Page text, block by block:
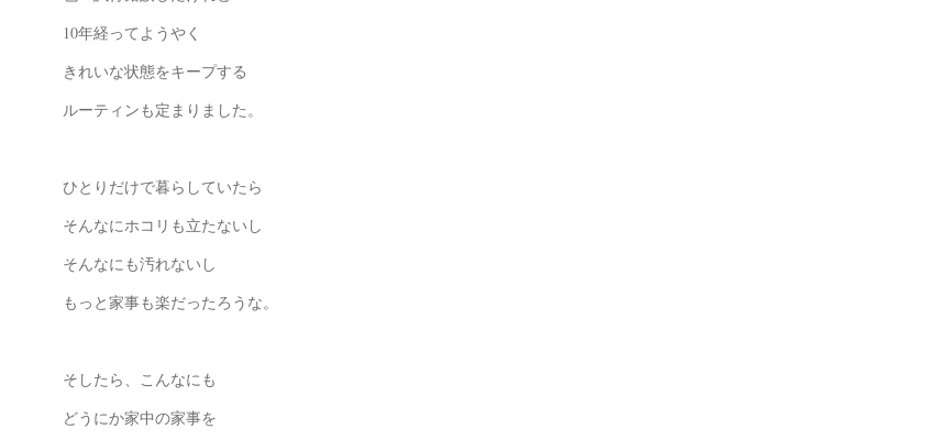
10年経ってようやく
きれいな状態をキープする
ルーティンも定まりました。
ひとりだけで暮らしていたら
そんなにホコリも立たないし
そんなにも汚れないし
もっと家事も楽だったろうな。
そしたら、こんなにも
どうにか家中の家事を